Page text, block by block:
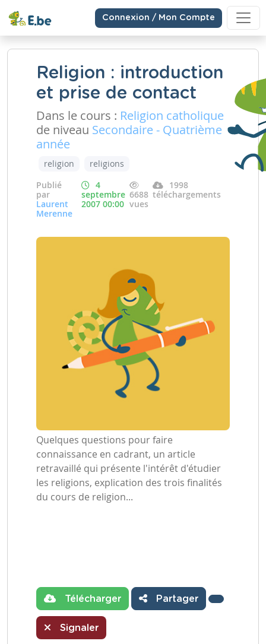
Connexion / Mon Compte
Religion : introduction
et prise de contact
Dans le cours : Religion catholique
de niveau Secondaire - Quatrième
année
religion
religions
Publié
par
Laurent
Merenne
4
septembre
2007 00:00
6688
vues
1998
téléchargements
Quelques questions pour faire
connaissance en cadrant, un article
retravaillé qui présente l'intérêt d'étudier
les religions, explication des trois finalités
du cours de religion...
Télécharger Partager
Signaler